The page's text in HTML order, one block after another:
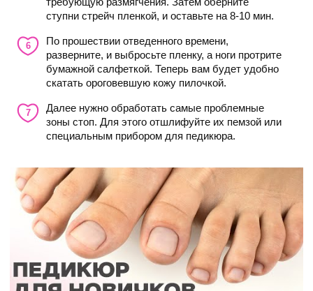
ступни стрейч пленкой, и оставьте на 8-10 мин.
По прошествии отведенного времени,
разверните, и выбросьте пленку, а ноги протрите
бумажной салфеткой. Теперь вам будет удобно
скатать ороговевшую кожу пилочкой.
Далее нужно обработать самые проблемные
зоны стоп. Для этого отшлифуйте их пемзой или
специальным прибором для педикюра.